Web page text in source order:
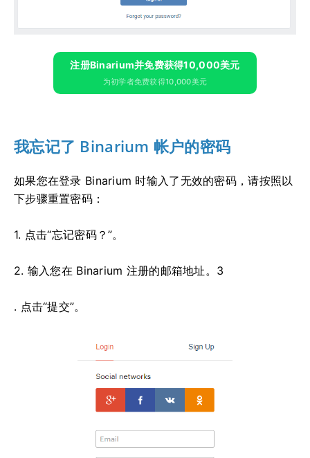
注册Binarium并免费获得10,000美元
为初学者免费获得10,000美元
我忘记了 Binarium 帐户的密码
如果您在登录 Binarium 时输入了无效的密码，请按照以
下步骤重置密码：
1. 点击“忘记密码？”。
2. 输入您在 Binarium 注册的邮箱地址。3
. 点击“提交”。